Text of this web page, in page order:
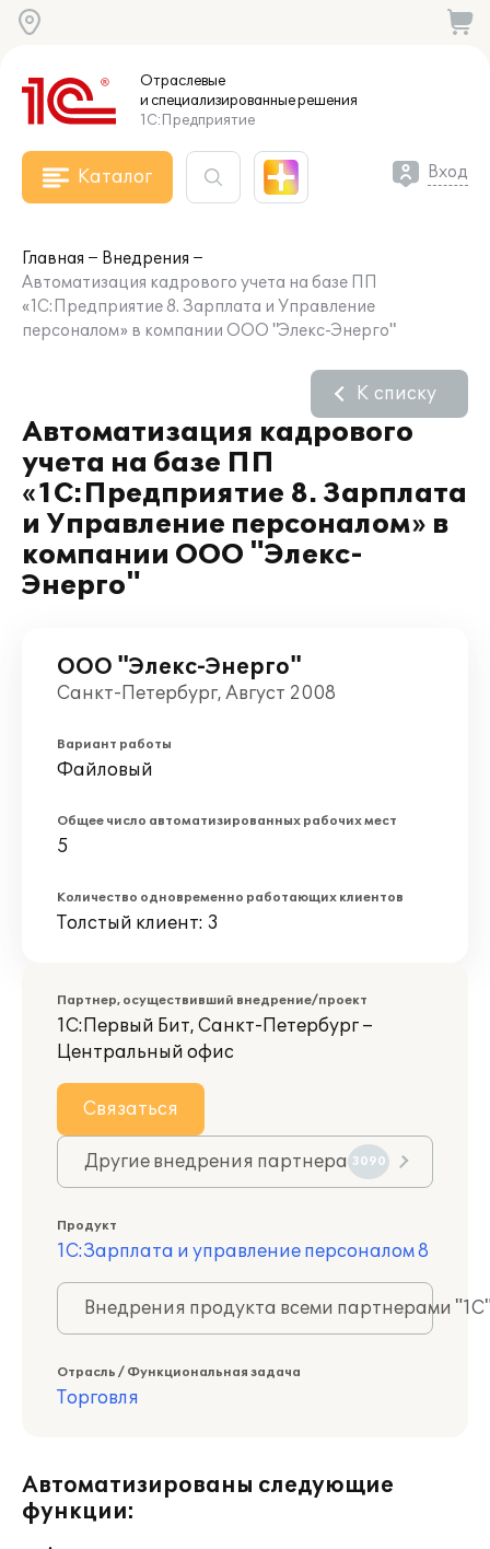
Отраслевые
и специализированныерешения
1С:Предприятие
Каталог Вход
Главная
Внедрения
Автоматизация кадрового учета на базе ПП
«1С:Предприятие 8. Зарплата и Управление
персоналом» в компании ООО "Элекс-Энерго"
Автоматизация кадрового
учета на базе ПП
«1С:Предприятие 8. Зарплата
и Управление персоналом» в
компании ООО "Элекс-
Энерго"
К списку
ООО "Элекс-Энерго"
Санкт-Петербург, Август 2008
Вариант работы
Файловый
Общее число автоматизированных рабочих мест
5
Количество одновременно работающих клиентов
Толстый клиент: 3
Партнер, осуществивший внедрение/проект
1С:Первый Бит, Санкт-Петербург –
Центральный офис
Связаться
Другие внедрения партнера 3090
Продукт
1С:Зарплата и управление персоналом 8
Внедрения продукта всеми партнерами
Отрасль / Функциональная задача
Торговля
Автоматизированы следующие
функции: